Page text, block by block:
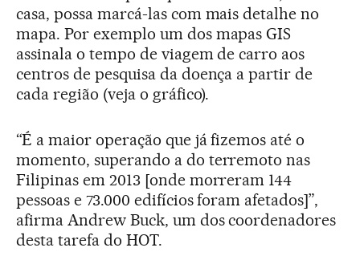
casa, possa marcá-las com mais detalhe no
mapa. Por exemplo um dos mapas GIS
assinala o tempo de viagem de carro aos
centros de pesquisa da doença a partir de
cada região (veja o gráfico).
“É a maior operação que já fizemos até o
momento, superando a do terremoto nas
Filipinas em 2013 [onde morreram 144
pessoas e 73.000 edifícios foram afetados]”,
afirma Andrew Buck, um dos coordenadores
desta tarefa do HOT.